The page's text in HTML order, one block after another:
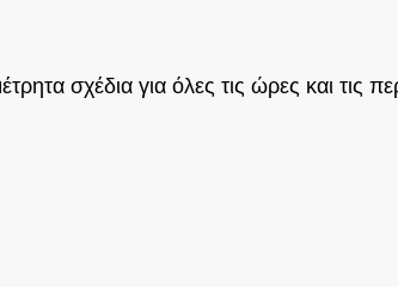
σχέδια για όλες τις ώρες και τις